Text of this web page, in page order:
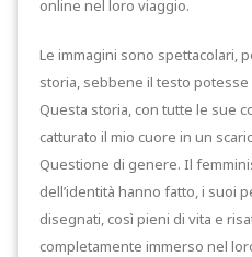
online nel loro viaggio.
Le immagini sono spettacolari,
storia, sebbene il testo
Questa storia, con tutte le sue
catturato il mio cuore in un
Questione di genere. Il
dell’identità hanno fatto, i suoi
disegnati, così pieni di vita e
completamente immerso nel